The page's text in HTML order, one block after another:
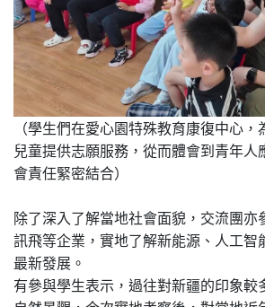
（學生們在愛心園特殊教育康復中心
兒童提供志願服務，從而體會到青年人
會責任緊密結合）
除了深入了解當地社會面貌，交流團亦
訊飛等企業，實地了解新能源、人工智
最新發展。
有參與學生表示，過往對新疆的印象較